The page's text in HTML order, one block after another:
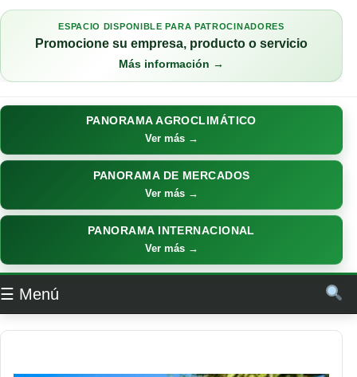
ESPACIO DISPONIBLE PARA PATROCINADORES
Promocione su empresa, producto o servicio
Más información →
PANORAMA AGROCLIMÁTICO
Ver más →
PANORAMA DE MERCADOS
Ver más →
PANORAMA INTERNACIONAL
Ver más →
☰ Menú